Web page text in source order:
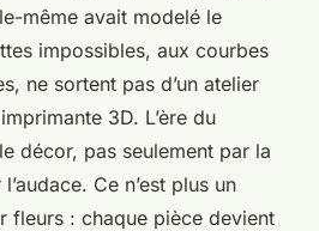
•9 min de lecture
même avait modelé le
impossibles, aux courbes
ne sortent pas d’un atelier
3D. L’ère du
décor, pas seulement par la
Ce n’est plus un
fleurs : chaque pièce devient